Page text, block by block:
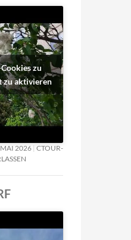
zu
zu aktivieren
2026 CTOUR-